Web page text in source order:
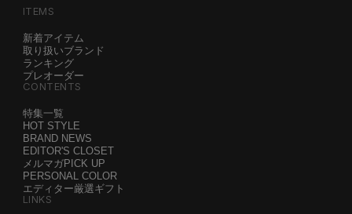
ITEMS
新着アイテム
取り扱いブランド
ランキング
プレオーダー
CONTENTS
特集一覧
HOT STYLE
BRAND NEWS
EDITOR'S CLOSET
メルマガPICK UP
PERSONAL COLOR
エディター厳選ギフト
LINKS